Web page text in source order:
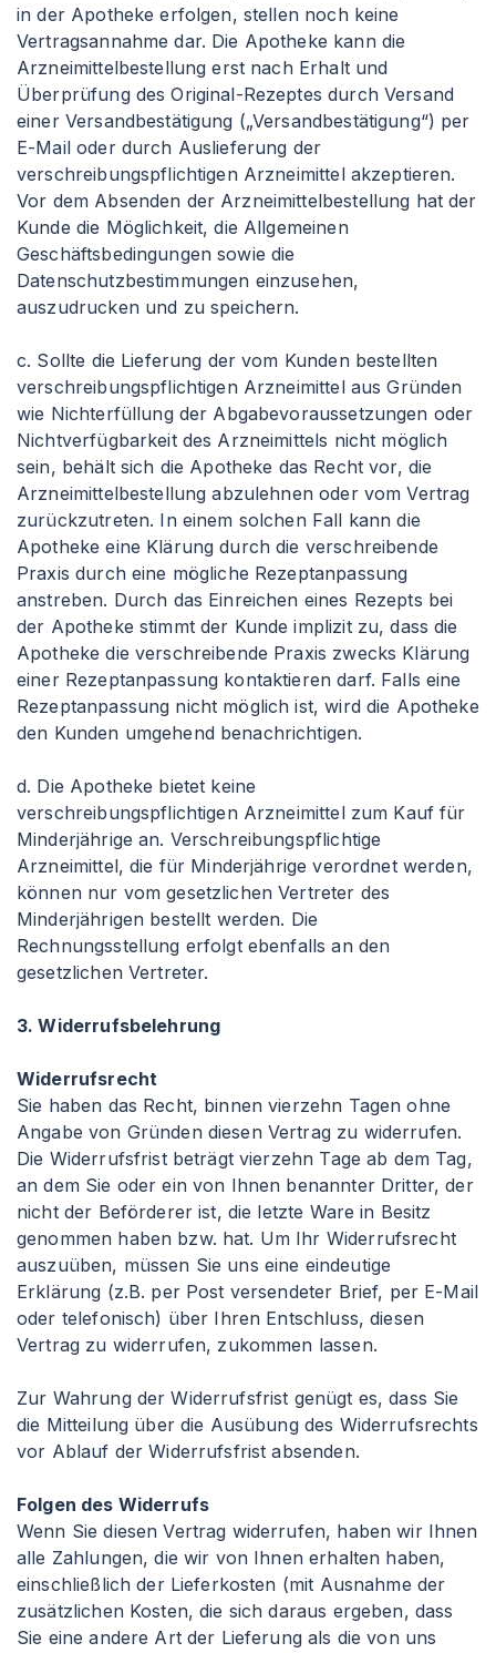
in der Apotheke erfolgen, stellen noch keine
Vertragsannahme dar. Die Apotheke kann die
Arzneimittelbestellung erst nach Erhalt und
Überprüfung des Original-Rezeptes durch Versand
einer Versandbestätigung („Versandbestätigung“) per
E-Mail oder durch Auslieferung der
verschreibungspflichtigen Arzneimittel akzeptieren.
Vor dem Absenden der Arzneimittelbestellung hat der
Kunde die Möglichkeit, die Allgemeinen
Geschäftsbedingungen sowie die
Datenschutzbestimmungen einzusehen,
auszudrucken und zu speichern.
c. Sollte die Lieferung der vom Kunden bestellten
verschreibungspflichtigen Arzneimittel aus Gründen
wie Nichterfüllung der Abgabevoraussetzungen oder
Nichtverfügbarkeit des Arzneimittels nicht möglich
sein, behält sich die Apotheke das Recht vor, die
Arzneimittelbestellung abzulehnen oder vom Vertrag
zurückzutreten. In einem solchen Fall kann die
Apotheke eine Klärung durch die verschreibende
Praxis durch eine mögliche Rezeptanpassung
anstreben. Durch das Einreichen eines Rezepts bei
der Apotheke stimmt der Kunde implizit zu, dass die
Apotheke die verschreibende Praxis zwecks Klärung
einer Rezeptanpassung kontaktieren darf. Falls eine
Rezeptanpassung nicht möglich ist, wird die Apotheke
den Kunden umgehend benachrichtigen.
d. Die Apotheke bietet keine
verschreibungspflichtigen Arzneimittel zum Kauf für
Minderjährige an. Verschreibungspflichtige
Arzneimittel, die für Minderjährige verordnet werden,
können nur vom gesetzlichen Vertreter des
Minderjährigen bestellt werden. Die
Rechnungsstellung erfolgt ebenfalls an den
gesetzlichen Vertreter.
3. Widerrufsbelehrung
Widerrufsrecht
Sie haben das Recht, binnen vierzehn Tagen ohne
Angabe von Gründen diesen Vertrag zu widerrufen.
Die Widerrufsfrist beträgt vierzehn Tage ab dem Tag,
an dem Sie oder ein von Ihnen benannter Dritter, der
nicht der Beförderer ist, die letzte Ware in Besitz
genommen haben bzw. hat. Um Ihr Widerrufsrecht
auszuüben, müssen Sie uns eine eindeutige
Erklärung (z.B. per Post versendeter Brief, per E-Mail
oder telefonisch) über Ihren Entschluss, diesen
Vertrag zu widerrufen, zukommen lassen.
Zur Wahrung der Widerrufsfrist genügt es, dass Sie
die Mitteilung über die Ausübung des Widerrufsrechts
vor Ablauf der Widerrufsfrist absenden.
Folgen des Widerrufs
Wenn Sie diesen Vertrag widerrufen, haben wir Ihnen
alle Zahlungen, die wir von Ihnen erhalten haben,
einschließlich der Lieferkosten (mit Ausnahme der
zusätzlichen Kosten, die sich daraus ergeben, dass
Sie eine andere Art der Lieferung als die von uns